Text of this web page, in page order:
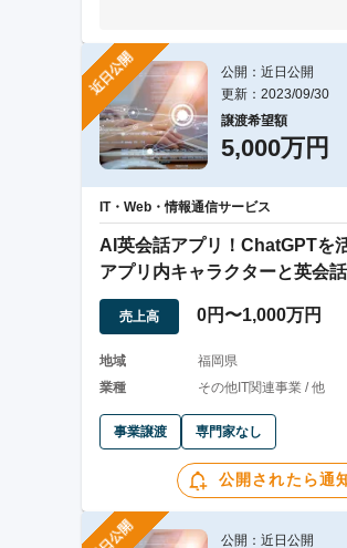
近日公開
公開：近日公開
更新：2023/09/30
譲渡希望額
5,000万円
IT・Web・情報通信サービス
AI英会話アプリ！ChatGPTを
アプリ内キャラクターと英会
習・体験
売上高 0円〜1,000万円
地域
福岡県
業種
その他IT関連事業 / 他
事業譲渡 専門家なし
公開されたら通
公開：近日公開